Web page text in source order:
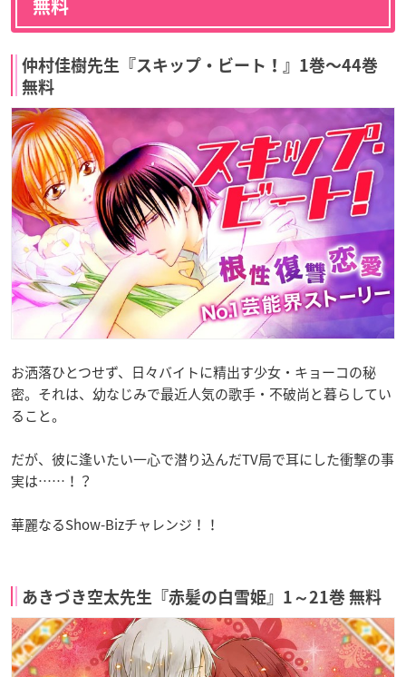
無料
仲村佳樹先生『スキップ・ビート！』1巻〜44巻
無料
お洒落ひとつせず、日々バイトに精出す少女・キョーコの秘
密。それは、幼なじみで最近人気の歌手・不破尚と暮らしてい
ること。
だが、彼に逢いたい一心で潜り込んだTV局で耳にした衝撃の事
実は……！？
華麗なるShow-Bizチャレンジ！！
あきづき空太先生『赤髪の白雪姫』1～21巻 無料